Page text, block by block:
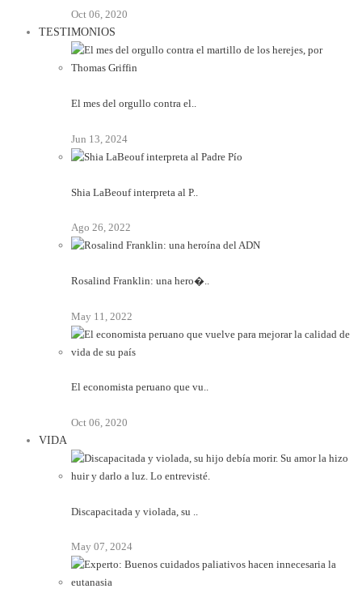
Oct 06, 2020
TESTIMONIOS
El mes del orgullo contra el..
Jun 13, 2024
Shia LaBeouf interpreta al P..
Ago 26, 2022
Rosalind Franklin: una hero�..
May 11, 2022
El economista peruano que vu..
Oct 06, 2020
VIDA
Discapacitada y violada, su ..
May 07, 2024